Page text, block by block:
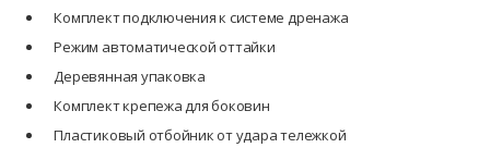
Комплект подключения к системе дренажа
Режим автоматической оттайки
Деревянная упаковка
Комплект крепежа для боковин
Пластиковый отбойник от удара тележкой